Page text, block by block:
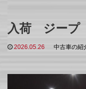
入荷 ジープ
2026.05.26 中古車の紹